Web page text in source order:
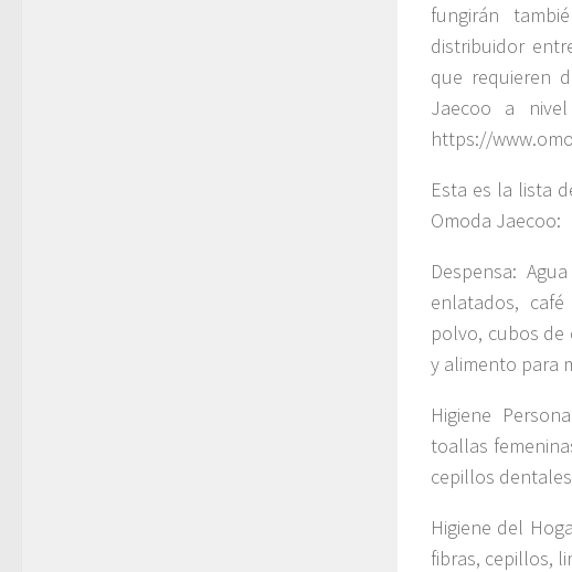
fungirán
distribuidor
que requieren
Jaecoo a
https://
Esta es la lista
Omoda Jaecoo:
Despensa:
enlatados,
polvo, cubos
y alimento para
Higiene
toallas
cepillos
Higiene del
fibras, cepillos,